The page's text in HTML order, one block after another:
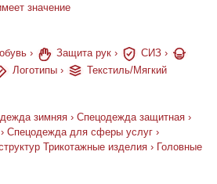
значение
› Защита рук › СИЗ ›
Логотипы ›
Текстиль/Мягкий
зимняя › Спецодежда защитная ›
› Спецодежда для сферы услуг ›
Трикотажные изделия › Головные